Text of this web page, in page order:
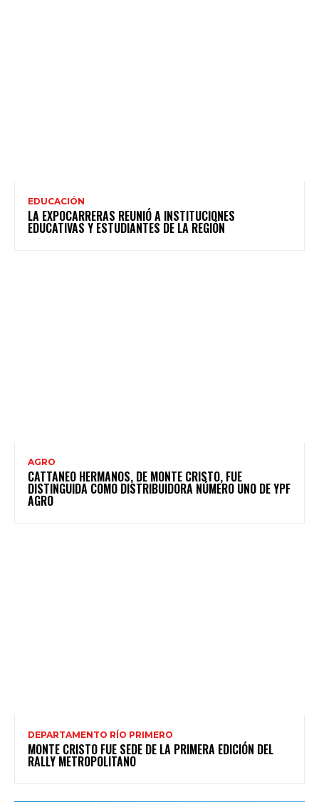
EDUCACIÓN
LA EXPOCARRERAS REUNIÓ A INSTITUCIONES
EDUCATIVAS Y ESTUDIANTES DE LA REGIÓN
AGRO
CATTANEO HERMANOS, DE MONTE CRISTO, FUE
DISTINGUIDA COMO DISTRIBUIDORA NÚMERO UNO DE YPF
AGRO
DEPARTAMENTO RÍO PRIMERO
MONTE CRISTO FUE SEDE DE LA PRIMERA EDICIÓN DEL
RALLY METROPOLITANO